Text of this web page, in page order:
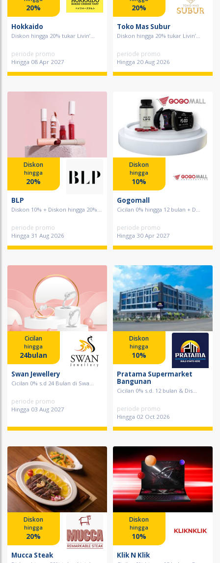
20%
Hokkaido
Diskon hingga 20% tukar Livin’...
periode promo
Hingga 08 Apr 2027
20%
Toko Mas Subur
Diskon hingga 20% tukar Livin’...
periode promo
Hingga 20 Aug 2026
Diskon
hingga
20%
BLP
Diskon 10% + Diskon hingga 20%...
periode promo
Hingga 31 Aug 2026
Diskon
hingga
10%
Gogomall
Cicilan 0% hingga 12 bulan + D...
periode promo
Hingga 30 Apr 2027
Cicilan
hingga
24bulan
Swan Jewellery
Cicilan 0% s.d 24 Bulan di Swa...
periode promo
Hingga 03 Aug 2027
Diskon
hingga
10%
Pratama Supermarket
Bangunan
Cicilan 0% s.d. 12 bulan & Dis...
periode promo
Hingga 02 Oct 2026
Diskon
hingga
20%
Mucca Steak
Diskon
hingga
10%
Klik N Klik